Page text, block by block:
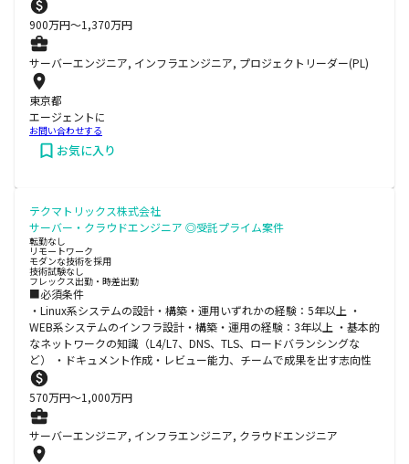
900万円〜1,370万円
サーバーエンジニア, インフラエンジニア, プロジェクトリーダー(PL)
東京都
エージェントに
お問い合わせする
お気に入り
テクマトリックス株式会社
サーバー・クラウドエンジニア ◎受託プライム案件
転勤なし
リモートワーク
モダンな技術を採用
技術試験なし
フレックス出勤・時差出勤
■必須条件
・Linux系システムの設計・構築・運用いずれかの経験：5年以上 ・
WEB系システムのインフラ設計・構築・運用の経験：3年以上 ・基本的
なネットワークの知識（L4/L7、DNS、TLS、ロードバランシングな
ど） ・ドキュメント作成・レビュー能力、チームで成果を出す志向性
570万円〜1,000万円
サーバーエンジニア, インフラエンジニア, クラウドエンジニア